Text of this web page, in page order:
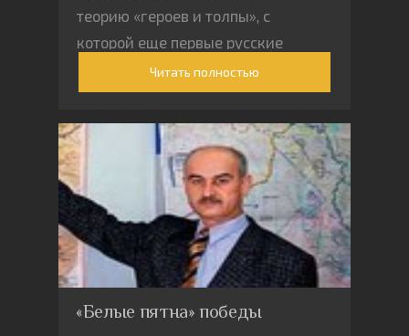
теорию «героев и толпы», с
которой еще первые русские
марксисты боролись, и
разоблачил навязывание детям
штампов «массовой культуры»
под видом борьбы с
корпорациями, «загрязнением
окружающей среды, рекламой,
малоподвижным образом жизни
и стремлением к
автоматизации».
Читать полностью
«Белые пятна» победы